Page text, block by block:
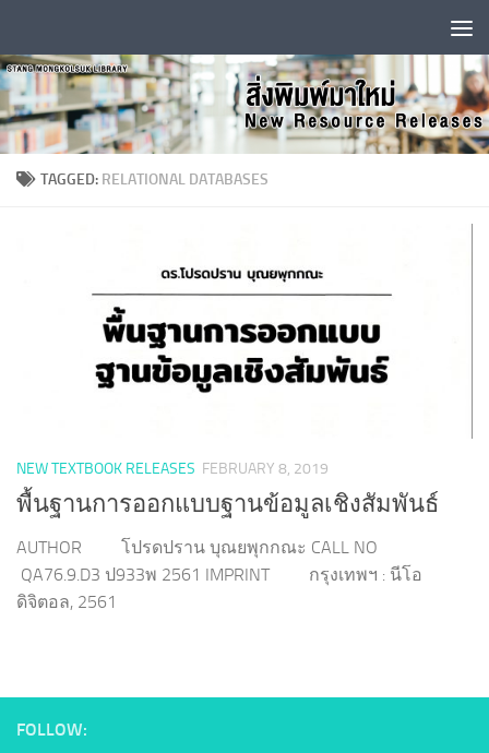
TAGGED: RELATIONAL DATABASES
NEW TEXTBOOK RELEASES FEBRUARY 8, 2019
พื้นฐานการออกแบบฐานข้อมูลเชิงสัมพันธ์
AUTHOR โปรดปราน บุณยพุกกณะ CALL NO
QA76.9.D3 ป933พ 2561 IMPRINT กรุงเทพฯ : นีโอ
ดิจิตอล, 2561
FOLLOW: